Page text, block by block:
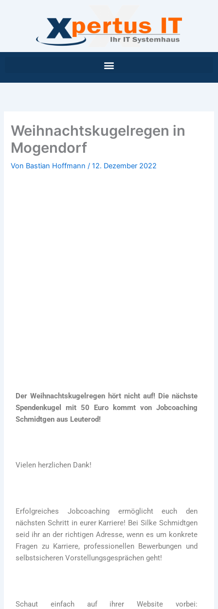
Weihnachtskugelregen in
Mogendorf
Von Bastian Hoffmann/12. Dezember 2022
Der Weihnachtskugelregen hört nicht auf! Die nächste
Spendenkugel mit 50 Euro kommt von Jobcoaching
Schmidtgen aus Leuterod!
Vielen herzlichen Dank!
Erfolgreiches Jobcoaching ermöglicht euch den
nächsten Schritt in eurer Karriere! Bei Silke Schmidtgen
seid ihr an der richtigen Adresse, wenn es um konkrete
Fragen zu Karriere, professionellen Bewerbungen und
selbstsicheren Vorstellungsgesprächen geht!
Schaut einfach auf ihrer Website vorbei: